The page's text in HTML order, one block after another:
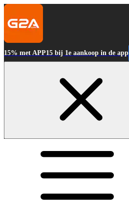
15% met APP15 bij 1e aankoop in de app